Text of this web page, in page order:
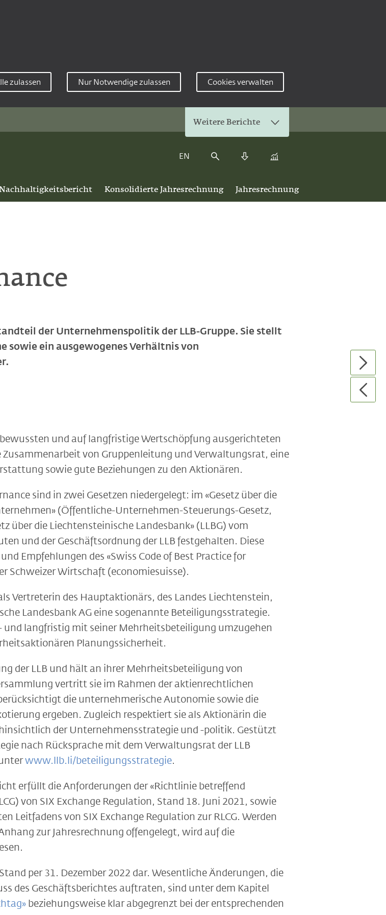
zulassen Nur Notwendige zulassen Cookies verwalten
Weitere Berichte
EN
Konsolidierte Jahresrechnung Jahresrechnung
der Unternehmenspolitik der LLB-Gruppe. Sie stellt
sowie ein ausgewogenes Verhältnis von
und auf langfristige Wertschöpfung ausgerichteten
von Gruppenleitung und Verwaltungsrat, eine
sowie gute Beziehungen zu den Aktionären.
sind in zwei Gesetzen niedergelegt: im «Gesetz über die
(Öffentliche-Unternehmen-Steuerungs-Gesetz,
über die Liechtensteinische Landesbank» (LLBG) vom
und der Geschäftsordnung der LLB festgehalten. Diese
Empfehlungen des «Swiss Code of Best Practice for
Schweizer Wirtschaft (economiesuisse).
Vertreterin des Hauptaktionärs, des Landes Liechtenstein,
Landesbank AG eine sogenannte Beteiligungsstrategie.
und langfristig mit seiner Mehrheitsbeteiligung umzugehen
Planungssicherheit.
der LLB und hält an ihrer Mehrheitsbeteiligung von
vertritt sie im Rahmen der aktienrechtlichen
die unternehmerische Autonomie sowie die
ergeben. Zugleich respektiert sie als Aktionärin die
der Unternehmensstrategie und -politik. Gestützt
nach Rücksprache mit dem Verwaltungsrat der LLB
www.llb.li/beteiligungsstrategie.
erfüllt die Anforderungen der «Richtlinie betreffend
von SIX Exchange Regulation, Stand 18. Juni 2021, sowie
Leitfadens von SIX Exchange Regulation zur RLCG. Werden
zur Jahresrechnung offengelegt, wird auf die
per 31. Dezember 2022 dar. Wesentliche Änderungen, die
des Geschäftsberichtes auftraten, sind unter dem Kapitel
beziehungsweise klar abgegrenzt bei der entsprechenden